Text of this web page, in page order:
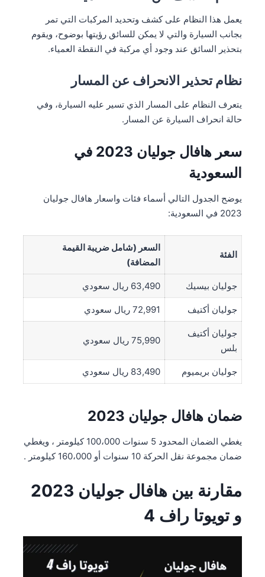
يعمل هذا النظام على كشف وتحديد المركبات التي تمر
بجانب السيارة والتي لا يمكن للسائق رؤيتها بوضوح، ويقوم
بتحذير السائق عند وجود أي مركبة في النقطة العمياء.
نظام تحذير الانحراف عن المسار
يتعرف النظام على المسار الذي تسير عليه السيارة، وفي
حالة انحراف السيارة عن المسار.
سعر هافال جوليان 2023 في
السعودية
يوضح الجدول التالي أسماء فئات واسعار هافال جوليان
2023 في السعودية:
الفئة
السعر (شامل ضريبة القيمة
المضافة)
جوليان بيسيك 63,490 ريال سعودي
جوليان أكتيف 72,991 ريال سعودي
جوليان أكتيف
بلس
75,990 ريال سعودي
جوليان بريميوم 83,490 ريال سعودي
ضمان هافال جوليان 2023
يغطي الضمان المحدود 5 سنوات 100،000 كيلومتر ، ويغطي
ضمان مجموعة نقل الحركة 10 سنوات أو 160،000 كيلومتر .
مقارنة بين هافال جوليان 2023
و تويوتا راف 4